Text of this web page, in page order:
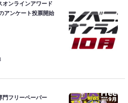
オンラインアワード
アンケート投票開始
門フリーペーパー